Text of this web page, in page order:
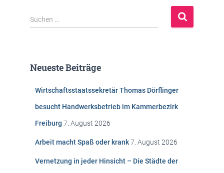
S
u
n
Suchen …
Neueste Beiträge
Wirtschaftsstaatssekretär Thomas Dörflinger
besucht Handwerksbetrieb im Kammerbezirk
Freiburg 7. August 2026
Arbeit macht Spaß oder krank7. August 2026
Vernetzung in jeder Hinsicht – Die Städte der